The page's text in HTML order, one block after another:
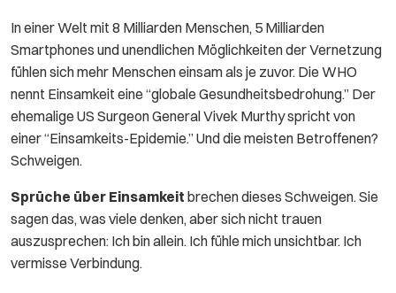
In einer Welt mit 8 Milliarden Menschen, 5 Milliarden
Smartphones und unendlichen Möglichkeiten der Vernetzung
fühlen sich mehr Menschen einsam als je zuvor. Die WHO
nennt Einsamkeit eine “globale Gesundheitsbedrohung.” Der
ehemalige US Surgeon General Vivek Murthy spricht von
einer “Einsamkeits-Epidemie.” Und die meisten Betroffenen?
Schweigen.
Sprüche über Einsamkeit brechen dieses Schweigen. Sie
sagen das, was viele denken, aber sich nicht trauen
auszusprechen: Ich bin allein. Ich fühle mich unsichtbar. Ich
vermisse Verbindung.